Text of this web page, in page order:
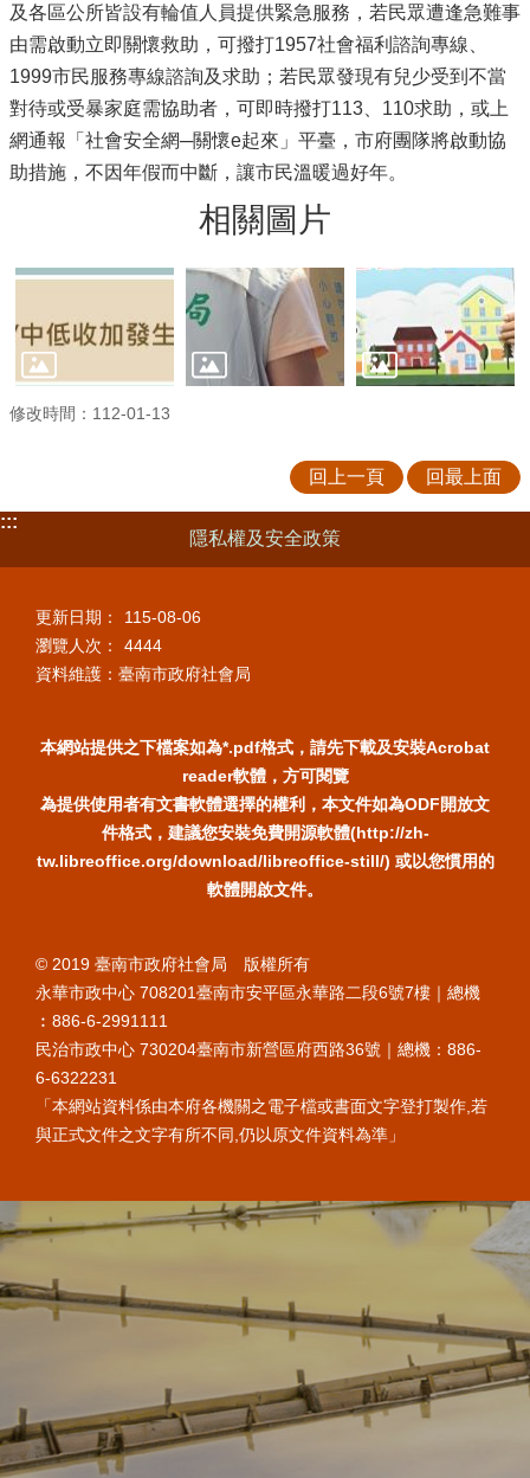
及各區公所皆設有輪值人員提供緊急服務，若民眾遭逢急難事
由需啟動立即關懷救助，可撥打1957社會福利諮詢專線、
1999市民服務專線諮詢及求助；若民眾發現有兒少受到不當
對待或受暴家庭需協助者，可即時撥打113、110求助，或上
網通報「社會安全網─關懷e起來」平臺，市府團隊將啟動協
助措施，不因年假而中斷，讓市民溫暖過好年。
相關圖片
修改時間：112-01-13
回上一頁 回最上面
:::
隱私權及安全政策
更新日期：
115-08-06
瀏覽人次：
4444
資料維護：臺南市政府社會局
本網站提供之下檔案如為*.pdf格式，請先下載及安裝Acrobat
reader軟體，方可閱覽
為提供使用者有文書軟體選擇的權利，本文件如為ODF開放文
件格式，建議您安裝免費開源軟體(http://zh-
tw.libreoffice.org/download/libreoffice-still/) 或以您慣用的
軟體開啟文件。
© 2019 臺南市政府社會局 版權所有
永華市政中心 708201臺南市安平區永華路二段6號7樓｜總機
︰886-6-2991111
民治市政中心 730204臺南市新營區府西路36號｜總機：886-
6-6322231
「本網站資料係由本府各機關之電子檔或書面文字登打製作,若
與正式文件之文字有所不同,仍以原文件資料為準」